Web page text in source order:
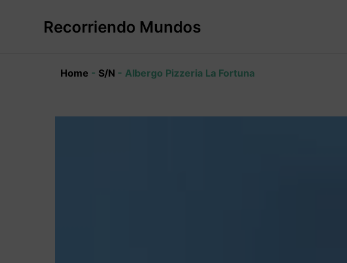
Recorriendo Mundos
Home - S/N - Albergo Pizzeria La Fortuna